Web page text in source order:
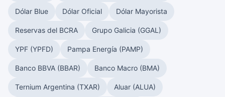
Dólar Blue Dólar Oficial Dólar Mayorista
Reservas del BCRA Grupo Galicia (GGAL)
YPF (YPFD) Pampa Energía (PAMP)
Banco BBVA (BBAR) Banco Macro (BMA)
Ternium Argentina (TXAR) Aluar (ALUA)